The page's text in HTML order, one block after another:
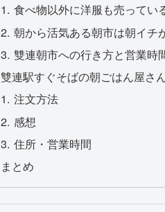
食べ物以外に洋服も売ってい
朝から活気ある朝市は朝イチ
雙連朝市への行き方と営業時
雙連駅すぐそばの朝ごはん屋さ
注文方法
感想
住所・営業時間
まとめ